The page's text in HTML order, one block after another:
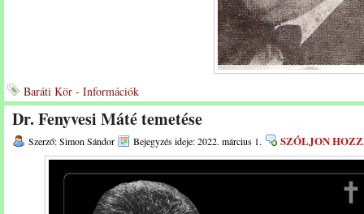
Baráti Kör - Információk
Dr. Fenyvesi Máté temetése
Szerző: Simon Sándor Bejegyzés ideje: 2022. március 1. SZÓLJON